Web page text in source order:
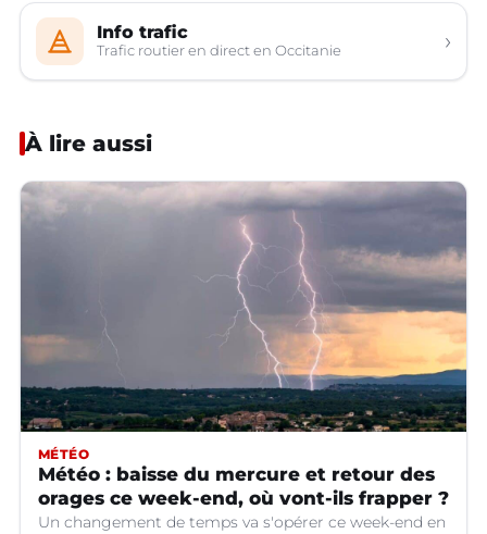
Info trafic
Trafic routier en direct en Occitanie ›
À lire aussi
MÉTÉO
Météo : baisse du mercure et retour des
orages ce week-end, où vont-ils frapper ?
Un changement de temps va s'opérer ce week-end en